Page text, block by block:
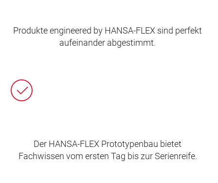
Produkte engineered by HANSA‑FLEX sind perfekt
aufeinander abgestimmt.
Der HANSA‑FLEX Prototypenbau bietet
Fachwissen vom ersten Tag bis zur Serienreife.